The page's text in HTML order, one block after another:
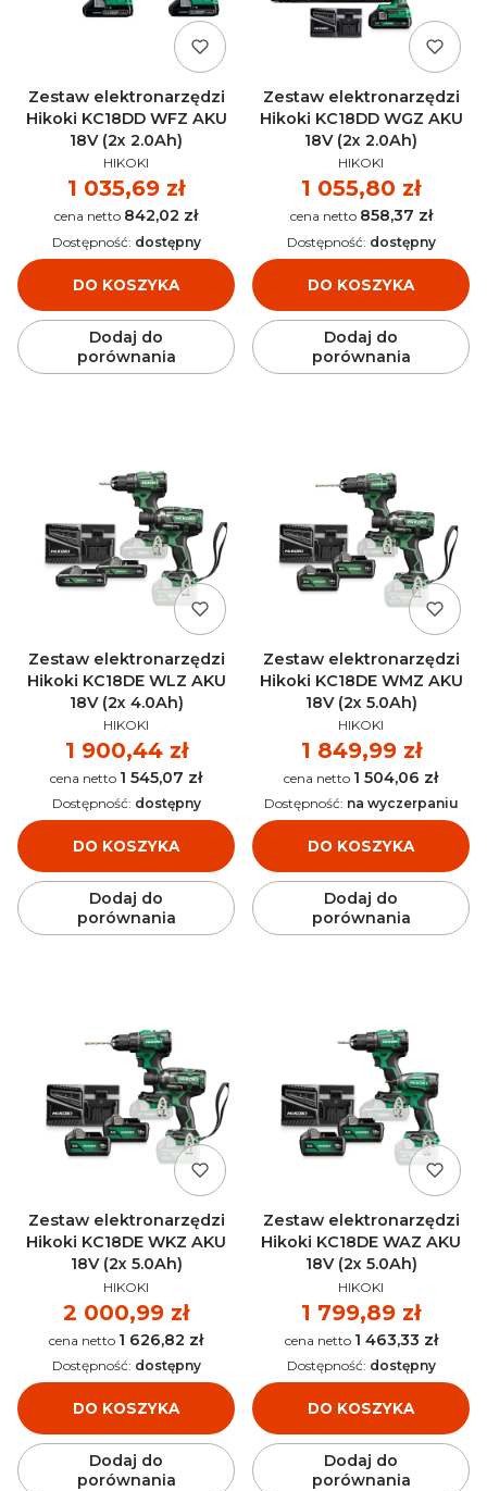
Zestaw elektronarzędzi
Hikoki KC18DD WFZ AKU
18V (2x 2.0Ah)
PRODUCENT
HIKOKI
Cena
1 035,69 zł
Cena 842,02 zł
DO KOSZYKA
Dostępność: dostępny
Dodaj do
porównania
Zestaw elektronarzędzi
Hikoki KC18DD WGZ AKU
18V (2x 2.0Ah)
PRODUCENT
HIKOKI
Cena
1 055,80 zł
Cena 858,37 zł
DO KOSZYKA
Dostępność: dostępny
Dodaj do
porównania
Zestaw elektronarzędzi
Hikoki KC18DE WLZ AKU
18V (2x 4.0Ah)
PRODUCENT
HIKOKI
Cena
1 900,44 zł
Cena 1 545,07 zł
DO KOSZYKA
Dostępność: dostępny
Dodaj do
porównania
Zestaw elektronarzędzi
Hikoki KC18DE WMZ AKU
18V (2x 5.0Ah)
PRODUCENT
HIKOKI
Cena
1 849,99 zł
Cena 1 504,06 zł
DO KOSZYKA
Dostępność: na wyczerpaniu
Dodaj do
porównania
Zestaw elektronarzędzi
Hikoki KC18DE WKZ AKU
18V (2x 5.0Ah)
PRODUCENT
HIKOKI
Cena
2 000,99 zł
Cena 1 626,82 zł
DO KOSZYKA
Dostępność: dostępny
Dodaj do
porównania
Zestaw elektronarzędzi
Hikoki KC18DE WAZ AKU
18V (2x 5.0Ah)
PRODUCENT
HIKOKI
Cena
1 799,89 zł
Cena 1 463,33 zł
DO KOSZYKA
Dostępność: dostępny
Dodaj do
porównania